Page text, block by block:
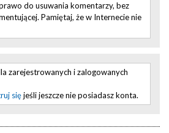
do usuwania komentarzy, bez
Pamiętaj, że w Internecie nie
zarejestrowanych i zalogowanych
sięjeśli jeszcze nie posiadasz konta.